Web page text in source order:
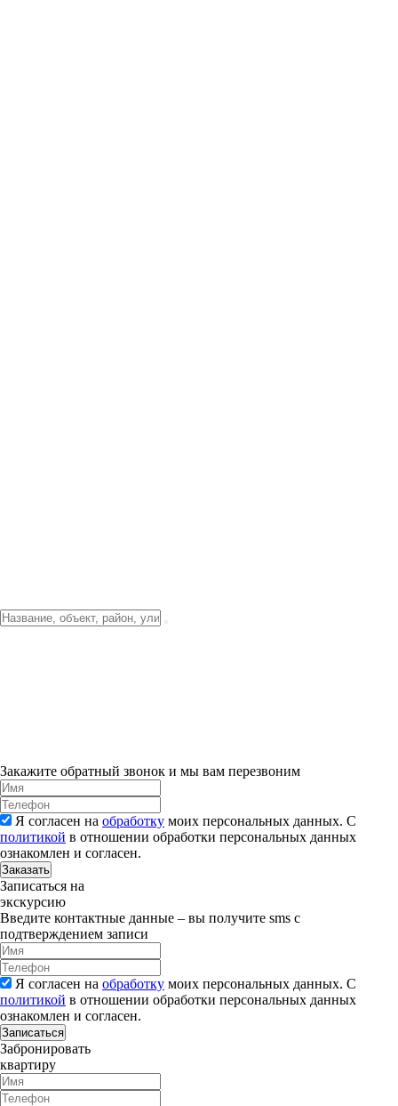
Закажите обратный звонок и мы вам перезвоним
Я согласен на обработку моих персональных данных. С
политикой в отношении обработки персональных данных
ознакомлен и согласен.
Заказать
Записаться на
экскурсию
Введите контактные данные – вы получите sms с
подтверждением записи
Я согласен на обработку моих персональных данных. С
политикой в отношении обработки персональных данных
ознакомлен и согласен.
Записаться
Забронировать
квартиру